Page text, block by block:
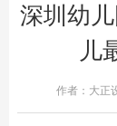
深圳幼
儿
作者：大正